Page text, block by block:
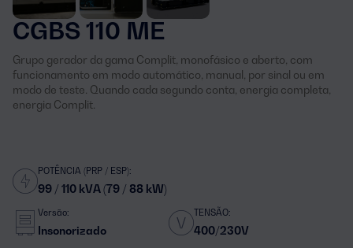
CGBS 110 ME
Grupo gerador da gama Complit, monofásico e aberto, com
funcionamento em modo automático, manual, por sinal ou em
modo de teste. Quando cada segundo conta, energia completa,
energia Complit.
POTÊNCIA (PRP / ESP):
99 / 110 kVA (79 / 88 kW)
Versão:
Insonorizado
TENSÃO:
400/230V